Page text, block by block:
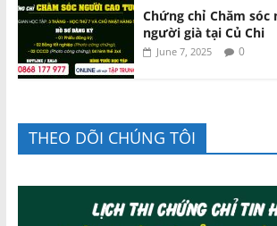
Chứng chỉ Chăm
người già tại Củ Chi
June 7, 2025 0
THEO DÕI CHÚNG TÔI